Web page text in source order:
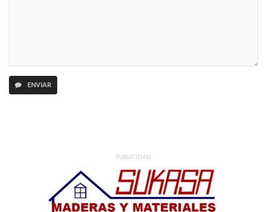
ENVIAR
PUBLICIDAD